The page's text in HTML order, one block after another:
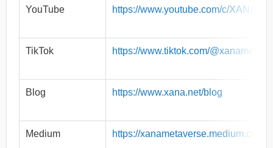
YouTube https://www.youtube.com/c/
TikTok https://www.tiktok.com/
Blog https://www.xana.net/blog
Medium https://xanametaverse.medium.com